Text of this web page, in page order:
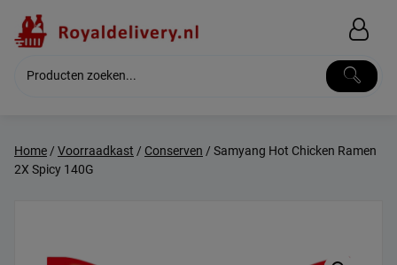
content
Home/ Voorraadkast / Conserven / Samyang Hot Chicken Ramen
2X Spicy 140G